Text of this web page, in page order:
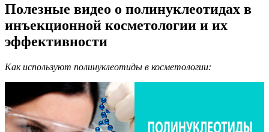
Полезные видео о полинуклеотидах в
инъекционной косметологии и их
эффективности
Как используют полинуклеотиды в косметологии: